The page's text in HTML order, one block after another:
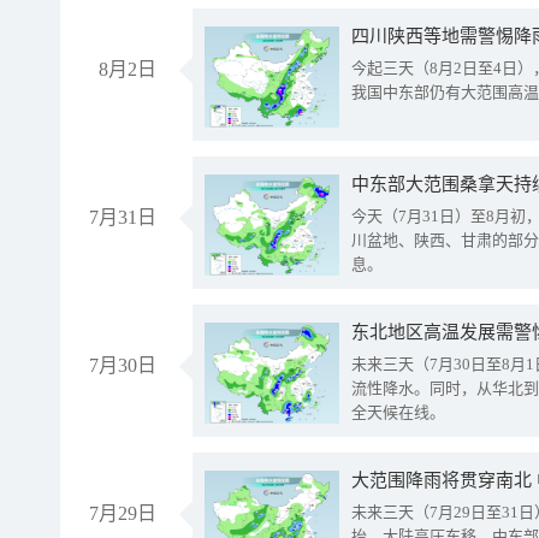
8月2日
今起三天（8月2日至4日
我国中东部仍有大范围高
7月31日
中东部大范围桑拿天
今天（7月31日）至8月初
川盆地、陕西、甘肃的部
息。
7月30日
东北地区高温发展需
未来三天（7月30日至8月
流性降水。同时，从华北
全天候在线。
7月29日
大范围降雨将贯穿南
未来三天（7月29日至31